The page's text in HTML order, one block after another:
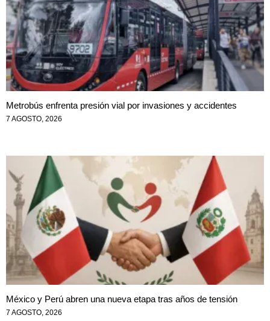
Metrobús enfrenta presión vial por invasiones y accidentes
7 AGOSTO, 2026
México y Perú abren una nueva etapa tras años de tensión
7 AGOSTO, 2026